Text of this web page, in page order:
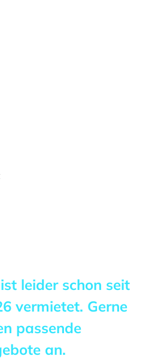
leider schon seit
vermietet. Gerne
passende
an.